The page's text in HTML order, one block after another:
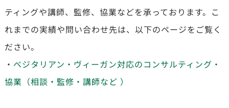
ティングや講師、監修、協業などを承っております。こ
れまでの実績や問い合わせ先は、以下のページをご覧く
ださい。
・ ベジタリアン・ヴィーガン対応のコンサルティング・
協業（相談・監修・講師など ）